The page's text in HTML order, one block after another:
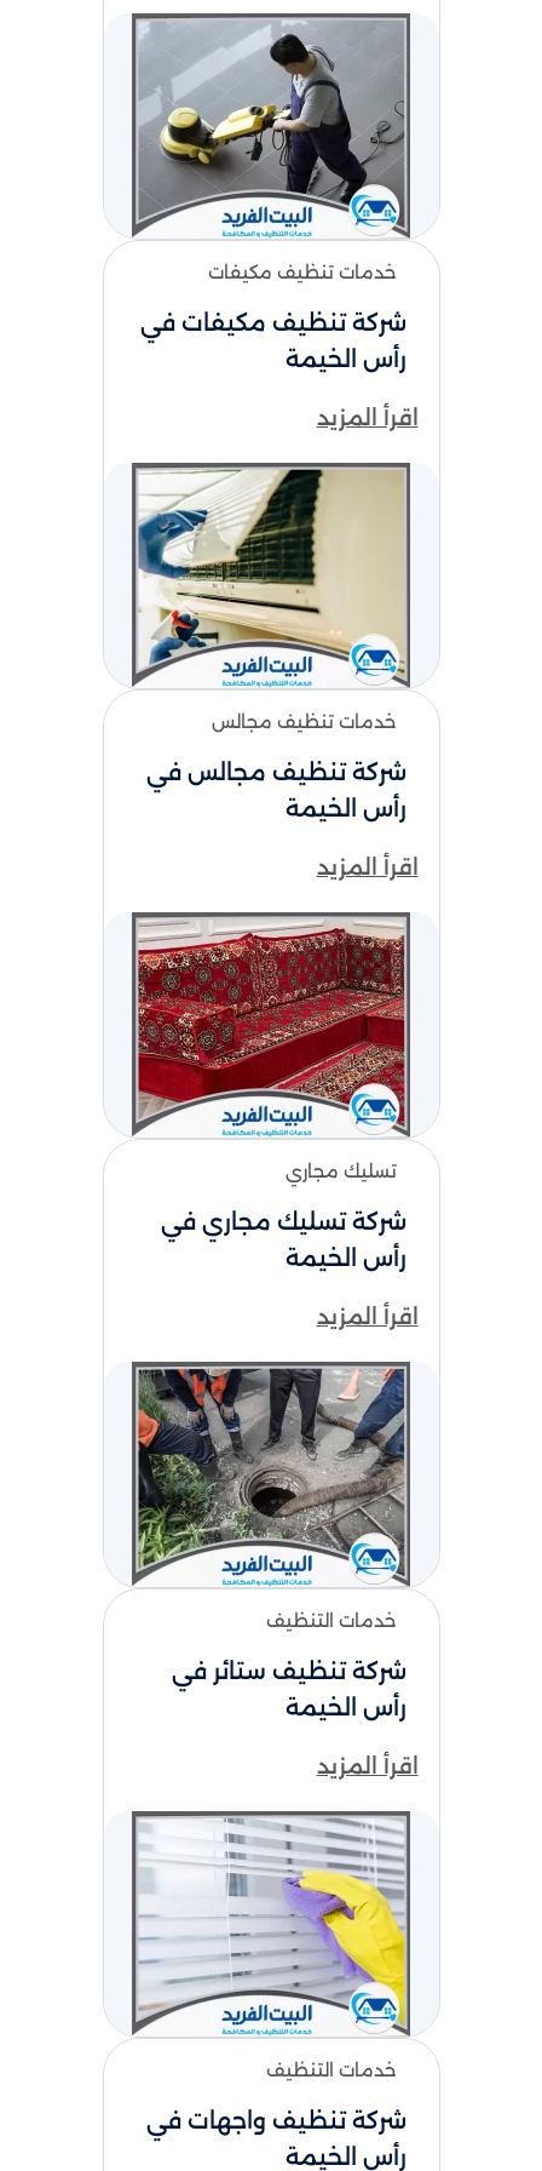
المناسبة، سواء كان الانسداد بسيطًا أو ناتجًا عن
تراكم الدهون، الرواسب، الشعر، أو المخلفات داخل
المواسير. لا تقتصر خدمات شركة البيت الفريد على
منطقة واحدة فقط، بل نغطي العديد من
المناطق المختلفة لتسهيل وصول الخدمة إلى
العملاء في أسرع وقت ممكن. هدفنا هو تقديم
خدمة واضحة، منظمة، وسهلة الطلب، مع
الاهتمام براحة العميل منذ لحظة التواصل حتى
الانتهاء من العمل. للحجز أو الاستفسار عن
خدمات التنظيف أو تسليك المجاري أو باقي
خدمات شركة البيت الفريد، يمكنكم التواصل
مباشرة على الرقم: 0567627005
، وسنساعدكم
في اختيار الخدمة المناسبة حسب حالة المكان
واحتياجكم الفعلي.
خدمات تنظيف مكيفات
شركة تنظيف مكيفات في
رأس الخيمة
اقرأ المزيد
خدمات تنظيف مجالس
شركة تنظيف مجالس في
رأس الخيمة
اقرأ المزيد
تسليك مجاري
شركة تسليك مجاري في
رأس الخيمة
اقرأ المزيد
خدمات التنظيف
شركة تنظيف ستائر​ في
رأس الخيمة
اقرأ المزيد
خدمات التنظيف
شركة تنظيف واجهات في
رأس الخيمة